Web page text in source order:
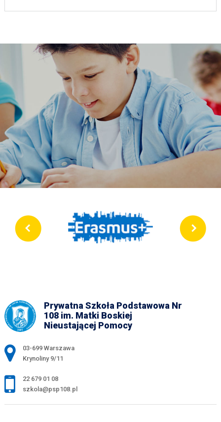
Prywatna Szkoła Podstawowa Nr
108 im. Matki Boskiej
Nieustającej Pomocy
Adres pocztowy:
03-699 Warszawa
Krynoliny 9/11
22 679 01 08
szkola@psp108.pl